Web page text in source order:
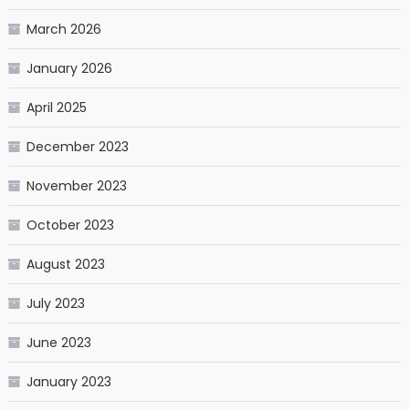
March 2026
January 2026
April 2025
December 2023
November 2023
October 2023
August 2023
July 2023
June 2023
January 2023